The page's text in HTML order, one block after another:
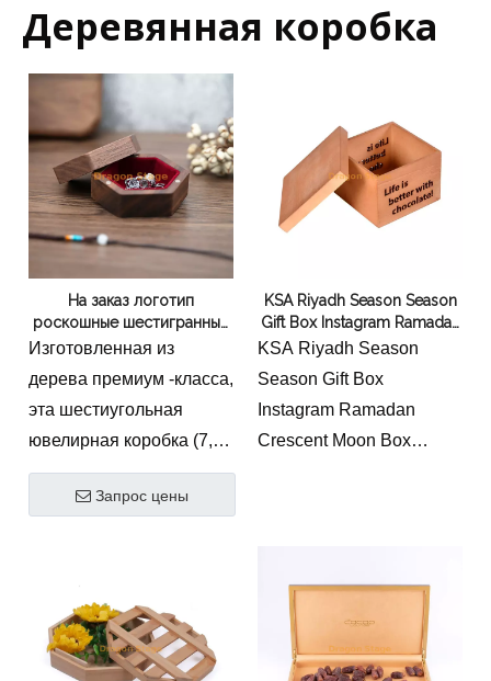
Деревянная коробка
На заказ логотип
роскошные шестигранные
ожерелья для хранения
Изготовленная из
дерева премиум -класса,
эта шестиугольная
ювелирная коробка (7,8
× 6,8 × 3,5 см, 80 г)
сочетает в себе
хранением. Его темно
-коричневый оттенок и
Запрос цены
KSA Riyadh Season Season
Gift Box Instagram Ramadan
Crescent Moon Box
KSA Riyadh Season
Season Gift Box
Instagram Ramadan
Crescent Moon Box